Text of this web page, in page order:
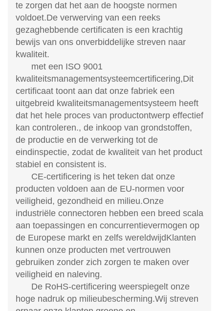
te zorgen dat het aan de hoogste normen
voldoet.De verwerving van een reeks
gezaghebbende certificaten is een krachtig
bewijs van ons onverbiddelijke streven naar
kwaliteit.
met een ISO 9001
kwaliteitsmanagementsysteemcertificering,Dit
certificaat toont aan dat onze fabriek een
uitgebreid kwaliteitsmanagementsysteem heeft
dat het hele proces van productontwerp effectief
kan controleren., de inkoop van grondstoffen,
de productie en de verwerking tot de
eindinspectie, zodat de kwaliteit van het product
stabiel en consistent is.
CE-certificering is het teken dat onze
producten voldoen aan de EU-normen voor
veiligheid, gezondheid en milieu.Onze
industriële connectoren hebben een breed scala
aan toepassingen en concurrentievermogen op
de Europese markt en zelfs wereldwijdKlanten
kunnen onze producten met vertrouwen
gebruiken zonder zich zorgen te maken over
veiligheid en naleving.
De RoHS-certificering weerspiegelt onze
hoge nadruk op milieubescherming.Wij streven